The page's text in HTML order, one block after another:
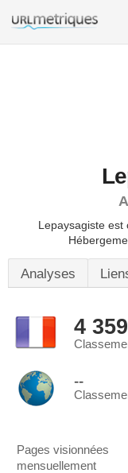
Lepaysagiste est
Analyses
4
--
Pages visionnées
mensuellement